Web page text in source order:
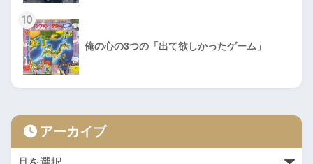
10
俺の心の3つの「出て欲しかったゲーム」
アーカイブ